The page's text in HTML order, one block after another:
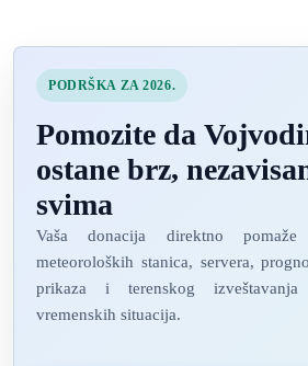
PODRŠKA ZA 2026.
Pomozite da
ostane brz,
svima
Vaša donacija direktno pomaže
meteoroloških stanica, servera,
prikaza i terenskog
vremenskih situacija.